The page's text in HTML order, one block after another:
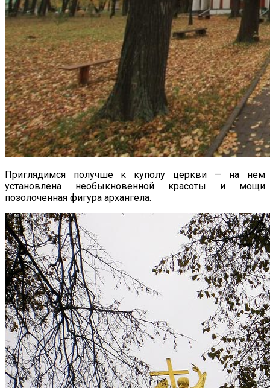
Приглядимся получше к куполу церкви — на нем
установлена необыкновенной красоты и мощи
позолоченная фигура архангела.